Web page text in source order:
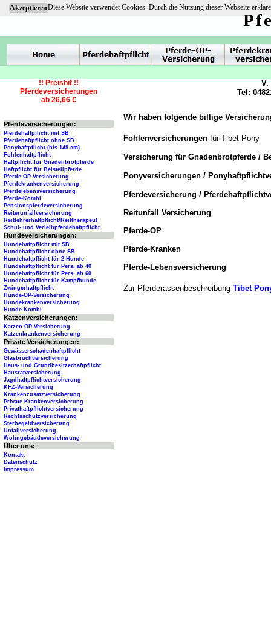
AkzeptierenDiese Website verwendet Cookies. Durch die Nutzung dieser Webseite
Wir haben folgende billige
Fohlenversicherungen für Tibet Pony
Versicherung für Gnadenbrotpferde /
Ponyversicherungen /
Pferdeversicherung /
Reitunfall Versicherung
Pferde-OP
Pferde-Kranken
Pferde-Lebensversicherung
Zur Pferderassenbeschreibung Tibet
V.
Tel:
!! Preishit !!
Pferdeversicherungen
ab 26,66 €
Pferdeversicherungen:
Pferdehaftpflicht mit SB
Pferdehaftpflicht ohne SB
Ponyhaftpflicht (bis 148 cm)
Fohlenhaftpflicht
Haftpflicht für Gnadenbrotpferde
Haftpflicht für Beistellpferde
Pferde-OP-Versicherung
Pferdekrankenversicherung
Pferdelebensversicherung
Pferde-Kombi
Pensionspferdeversicherung
Reiterunfallversicherung
Reitlehrerhaftpflicht/Reittherapeut
Schul- und Verleihpferdehaftpflicht
Hundeversicherungen:
Hundehaftpflicht mit SB
Hundehaftpflicht ohne SB
Hundehaftpflicht für 2 Hunde
Hundehaftpflicht für Pers. ab 40
Hundehaftpflicht für Pers. ab 60
Hundehaftpflicht für Kampfhunde
Zwingerhaftpflicht
Hunde-OP-Versicherung
Hundekrankenversicherung
Hunde-Kombi
Katzenversicherungen:
Katzen-OP-Versicherung
Katzenkrankenversicherung
Private Versicherungen:
Gewässerschadenhaftpflicht
Glasbruchversicherung
Haus- und Grundbesitzerhaftpflicht
Hausratversicherung
Jagdhaftpflichtversicherung
KFZ-Versicherung
Krankenzusatzversicherung
Private Krankenversicherung
Privathaftpflichtversicherung
Rechtsschutzversicherung
Sterbegeldversicherung
Unfallversicherung
Wohngebäudeversicherung
Über uns:
Kontakt
Datenschutz
Impressum